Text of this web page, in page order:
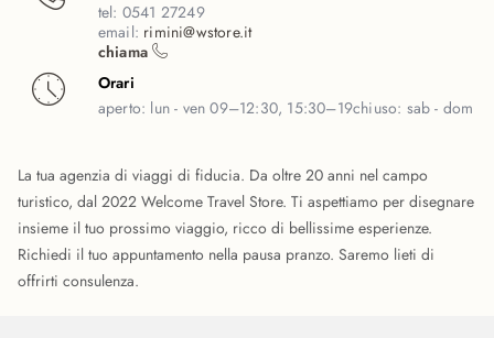
tel: 0541 27249
email: rimini@wstore.it
chiama
Orari
aperto: lun - ven 09–12:30, 15:30–19chiuso: sab - dom
La tua agenzia di viaggi di fiducia. Da oltre 20 anni nel campo
turistico, dal 2022 Welcome Travel Store. Ti aspettiamo per disegnare
insieme il tuo prossimo viaggio, ricco di bellissime esperienze.
Richiedi il tuo appuntamento nella pausa pranzo. Saremo lieti di
offrirti consulenza.